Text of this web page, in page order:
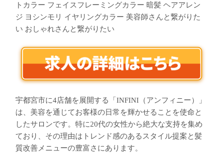
トカラー フェイスフレーミングカラー 暗髪 ヘアアレン
ジ ヨシンモリ イヤリングカラー 美容師さんと繋がりた
い おしゃれさんと繋がりたい
宇都宮市に4店舗を展開する「INFINI（アンフィニー）」
は、美容を通じてお客様の日常を輝かせることを使命と
したサロンです。特に20代の女性から絶大な支持を集め
ており、その理由はトレンド感のあるスタイル提案と髪
質改善メニューの豊富さにあります。